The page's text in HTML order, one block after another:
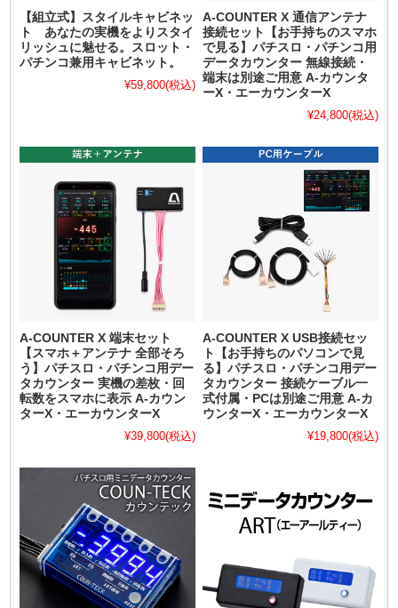
【組立式】スタイルキャビネッ
ト あなたの実機をよりスタイ
リッシュに魅せる。スロット・
パチンコ兼用キャビネット。
¥59,800(税込)
A-COUNTER X 通信アンテナ
接続セット【お手持ちのスマホ
で見る】パチスロ・パチンコ用
データカウンター 無線接続・
端末は別途ご用意 A-カウンタ
ーX・エーカウンターX
¥24,800(税込)
A-COUNTER X 端末セット
【スマホ＋アンテナ 全部そろ
う】パチスロ・パチンコ用デー
タカウンター 実機の差枚・回
転数をスマホに表示 A-カウン
ターX・エーカウンターX
¥39,800(税込)
A-COUNTER X USB接続セッ
ト【お手持ちのパソコンで見
る】パチスロ・パチンコ用デー
タカウンター 接続ケーブル一
式付属・PCは別途ご用意 A-カ
ウンターX・エーカウンターX
¥19,800(税込)